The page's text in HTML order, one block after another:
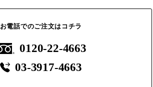
お電話でのご注文はコチラ
0120-22-4663
03-3917-4663